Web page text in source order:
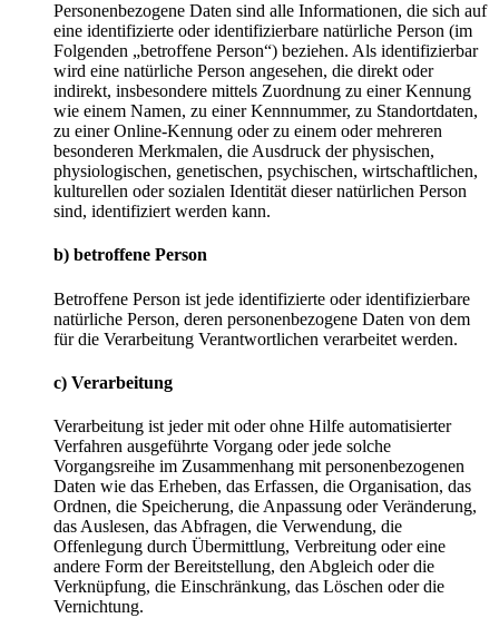
Personenbezogene Daten sind alle Informationen, die sich auf
eine identifizierte oder identifizierbare natürliche Person (im
Folgenden „betroffene Person“) beziehen. Als identifizierbar
wird eine natürliche Person angesehen, die direkt oder
indirekt, insbesondere mittels Zuordnung zu einer Kennung
wie einem Namen, zu einer Kennnummer, zu Standortdaten,
zu einer Online-Kennung oder zu einem oder mehreren
besonderen Merkmalen, die Ausdruck der physischen,
physiologischen, genetischen, psychischen, wirtschaftlichen,
kulturellen oder sozialen Identität dieser natürlichen Person
sind, identifiziert werden kann.
b) betroffene Person
Betroffene Person ist jede identifizierte oder identifizierbare
natürliche Person, deren personenbezogene Daten von dem
für die Verarbeitung Verantwortlichen verarbeitet werden.
c) Verarbeitung
Verarbeitung ist jeder mit oder ohne Hilfe automatisierter
Verfahren ausgeführte Vorgang oder jede solche
Vorgangsreihe im Zusammenhang mit personenbezogenen
Daten wie das Erheben, das Erfassen, die Organisation, das
Ordnen, die Speicherung, die Anpassung oder Veränderung,
das Auslesen, das Abfragen, die Verwendung, die
Offenlegung durch Übermittlung, Verbreitung oder eine
andere Form der Bereitstellung, den Abgleich oder die
Verknüpfung, die Einschränkung, das Löschen oder die
Vernichtung.